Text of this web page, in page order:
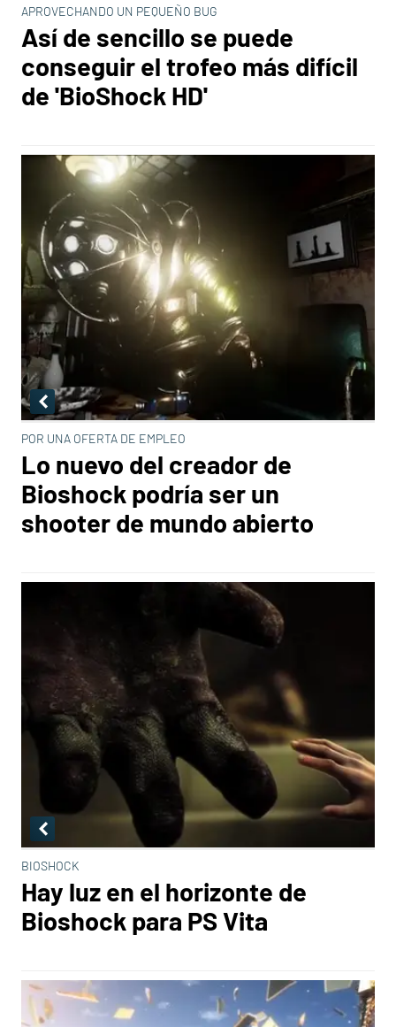
APROVECHANDO UN PEQUEÑO BUG
Así de sencillo se puede
conseguir el trofeo más difícil
de 'BioShock HD'
POR UNA OFERTA DE EMPLEO
Lo nuevo del creador de
Bioshock podría ser un
shooter de mundo abierto
BIOSHOCK
Hay luz en el horizonte de
Bioshock para PS Vita